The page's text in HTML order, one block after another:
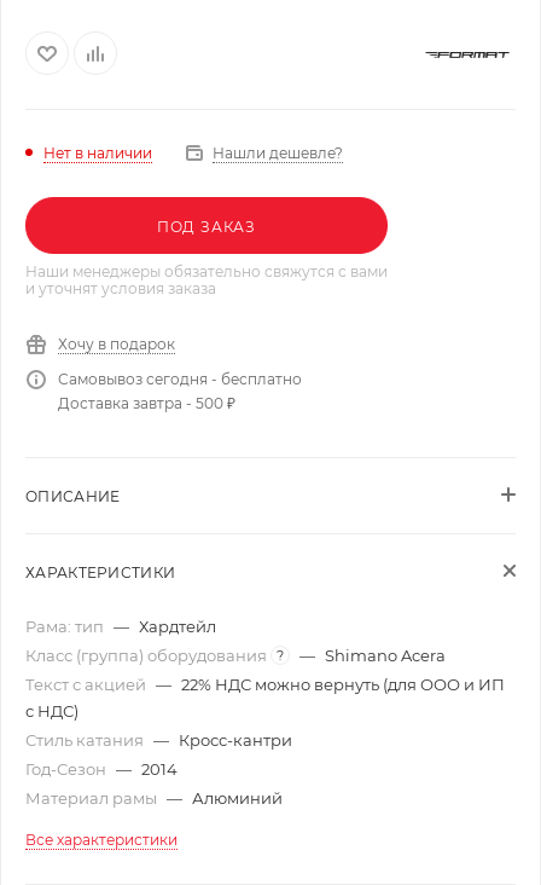
Нет в наличии Нашли дешевле?
ПОД ЗАКАЗ
Наши менеджеры обязательно свяжутся с вами
и уточнят условия заказа
Хочу в подарок
Самовывоз сегодня - бесплатно
Доставка завтра - 500 ₽
ОПИСАНИЕ
ХАРАКТЕРИСТИКИ
Рама: тип — Хардтейл
Класс (группа) оборудования
? — Shimano Acera
Текст с акцией — 22% НДС можно вернуть (для ООО и ИП
с НДС)
Стиль катания — Кросс-кантри
Год-Сезон — 2014
Материал рамы — Алюминий
Все характеристики